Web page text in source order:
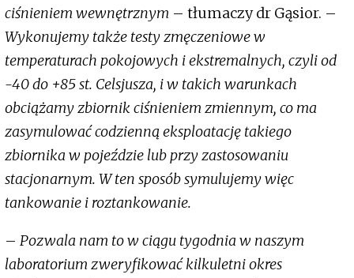
ciśnieniem wewnętrznym – tłumaczy dr Gąsior. –
Wykonujemy także testy zmęczeniowe w
temperaturach pokojowych i ekstremalnych, czyli od
-40 do +85 st. Celsjusza, i w takich warunkach
obciążamy zbiornik ciśnieniem zmiennym, co ma
zasymulować codzienną eksploatację takiego
zbiornika w pojeździe lub przy zastosowaniu
stacjonarnym. W ten sposób symulujemy więc
tankowanie i roztankowanie.
– Pozwala nam to w ciągu tygodnia w naszym
laboratorium zweryfikować kilkuletni okres